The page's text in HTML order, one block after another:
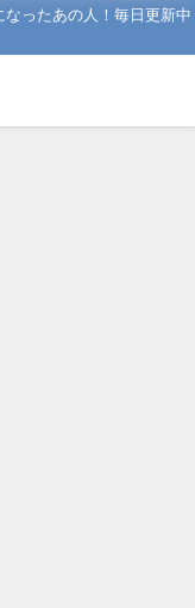
ったあの人！毎日更新中